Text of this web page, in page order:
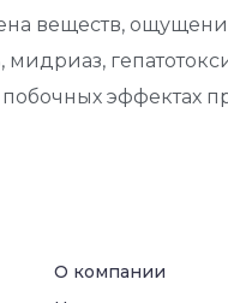
веществ, ощущение
эффектах
О компании